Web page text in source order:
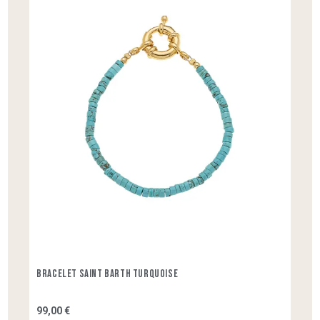
BRACELET SAINT BARTH TURQUOISE
99,00 €